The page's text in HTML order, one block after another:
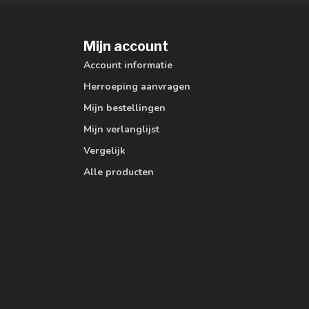
Mijn account
Account informatie
Herroeping aanvragen
Mijn bestellingen
Mijn verlanglijst
Vergelijk
Alle producten